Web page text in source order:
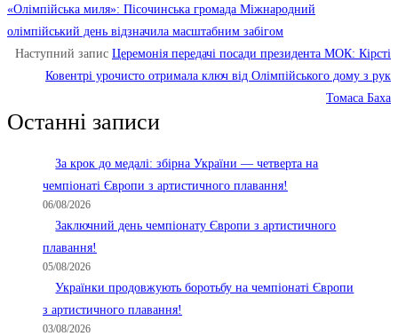
«Олімпійська миля»: Пісочинська громада Міжнародний
олімпійський день відзначила масштабним забігом
Наступний запис Церемонія передачі посади президента МОК: Кірсті
Ковентрі урочисто отримала ключ від Олімпійського дому з рук
Томаса Баха
Останні записи
За крок до медалі: збірна України — четверта на
чемпіонаті Європи з артистичного плавання!
06/08/2026
Заключний день чемпіонату Європи з артистичного
плавання!
05/08/2026
Українки продовжують боротьбу на чемпіонаті Європи
з артистичного плавання!
03/08/2026